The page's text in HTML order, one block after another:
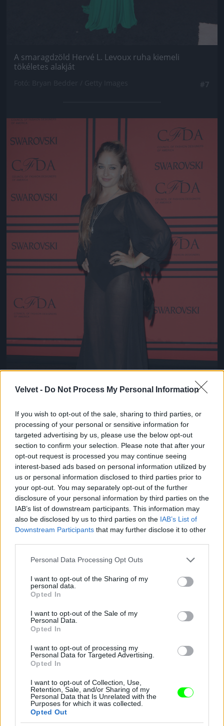
Velvet - Do Not Process My Personal Information
If you wish to opt-out of the sale, sharing to third parties, or
processing of your personal or sensitive information for
targeted advertising by us, please use the below opt-out
section to confirm your selection. Please note that after your
opt-out request is processed you may continue seeing
interest-based ads based on personal information utilized by
us or personal information disclosed to third parties prior to
your opt-out. You may separately opt-out of the further
disclosure of your personal information by third parties on the
IAB’s list of downstream participants. This information may
also be disclosed by us to third parties on the IAB’s List of
Downstream Participants that may further disclose it to other
Please note that this website/app uses one or more Google
not limited to your visit or usage behaviour. You may click to
grant or deny consent to Google and its third-party tags to
use your data for below specified purposes in below Google
consent section.
Personal Data Processing Opt Outs
I want to opt-out of the Sharing of my
personal data.
Opted In
I want to opt-out of the Sale of my
Personal Data.
Opted In
I want to opt-out of processing my
Personal Data for Targeted Advertising.
Opted In
I want to opt-out of Collection, Use,
Retention, Sale, and/or Sharing of my
Personal Data that Is Unrelated with the
Purposes for which it was collected.
Opted Out
A smaragdzöld Hervé L. Levoux ruha kiemeli
tökéletes alakját
Volt néhány meglepő szett is, Jemima Kirke
választása nem biztos, hogy nyerő volt
Fotó: Andrew H. Walker / Getty Images #8
Jön még kép!